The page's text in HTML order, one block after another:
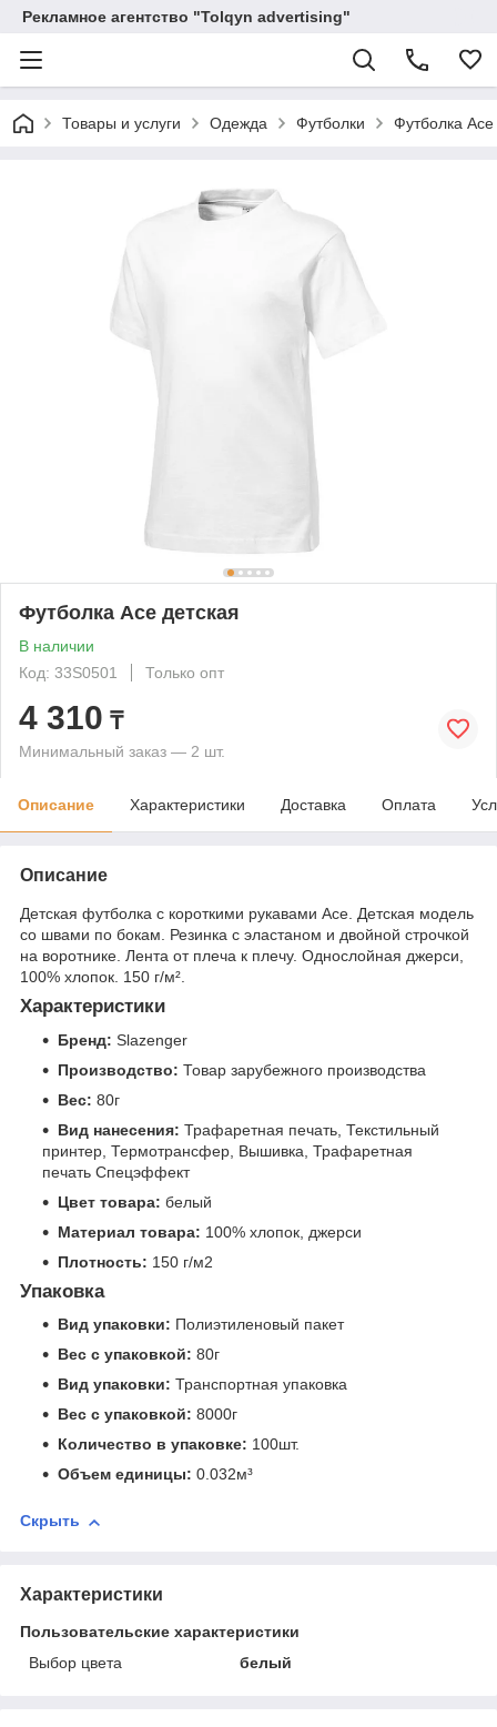
Рекламное агентство "Tolqyn advertising"
Товары и услуги Одежда Футболки Футболка Ace
Футболка Ace детская
В наличии
Код: 33S0501
Только опт
4 310 ₸
Минимальный заказ — 2 шт.
Описание Характеристики Доставка Оплата
Описание
Детская футболка с короткими рукавами Ace. Детская модель
со швами по бокам. Резинка с эластаном и двойной строчкой
на воротнике. Лента от плеча к плечу. Однослойная джерси,
100% хлопок. 150 г/м².
Характеристики
Бренд: Slazenger
Производство: Товар зарубежного производства
Вес: 80г
Вид нанесения: Трафаретная печать, Текстильный
принтер, Термотрансфер, Вышивка, Трафаретная
печать Спецэффект
Цвет товара: белый
Материал товара: 100% хлопок, джерси
Плотность: 150 г/м2
Упаковка
Вид упаковки: Полиэтиленовый пакет
Вес с упаковкой: 80г
Вид упаковки: Транспортная упаковка
Вес с упаковкой: 8000г
Количество в упаковке: 100шт.
Объем единицы: 0.032м³
Скрыть
Характеристики
Пользовательские характеристики
Выбор цвета
белый